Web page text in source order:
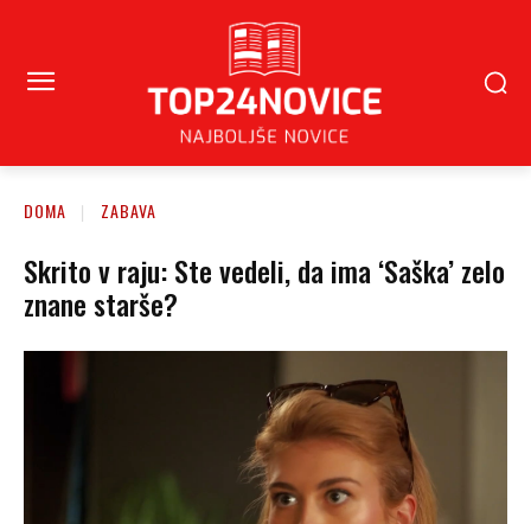
DOMA ZABAVA
Skrito v raju: Ste vedeli, da ima ‘Saška’ zelo
znane starše?